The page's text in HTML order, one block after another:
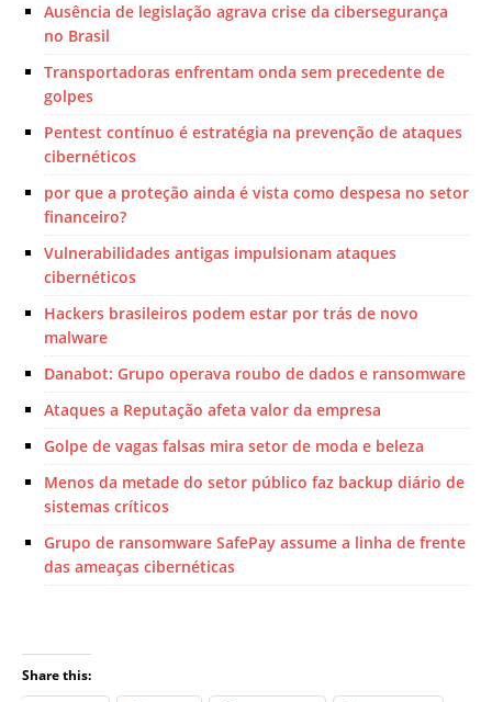
Ausência de legislação agrava crise da cibersegurança
no Brasil
Transportadoras enfrentam onda sem precedente de
golpes
Pentest contínuo é estratégia na prevenção de ataques
cibernéticos
por que a proteção ainda é vista como despesa no setor
financeiro?
Vulnerabilidades antigas impulsionam ataques
cibernéticos
Hackers brasileiros podem estar por trás de novo
malware
Danabot: Grupo operava roubo de dados e ransomware
Ataques a Reputação afeta valor da empresa
Golpe de vagas falsas mira setor de moda e beleza
Menos da metade do setor público faz backup diário de
sistemas críticos
Grupo de ransomware SafePay assume a linha de frente
das ameaças cibernéticas
Share this: